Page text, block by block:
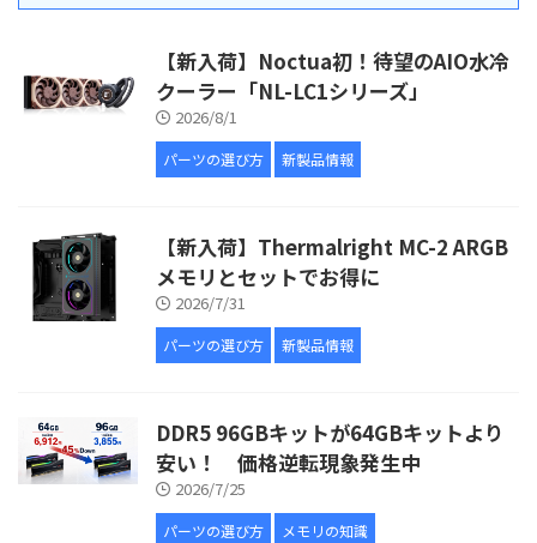
【新入荷】Noctua初！待望のAIO水冷
クーラー「NL-LC1シリーズ」
2026/8/1
パーツの選び方 新製品情報
【新入荷】Thermalright MC-2 ARGB
メモリとセットでお得に
2026/7/31
パーツの選び方 新製品情報
DDR5 96GBキットが64GBキットより
安い！ 価格逆転現象発生中
2026/7/25
パーツの選び方 メモリの知識